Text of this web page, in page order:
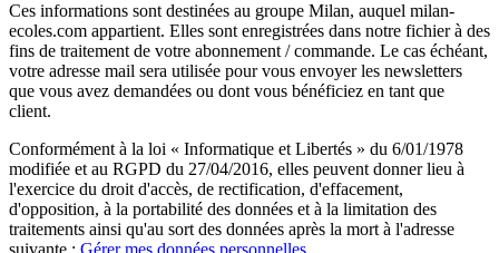
Ces informations sont destinées au groupe Milan, auquel milan-
ecoles.com appartient. Elles sont enregistrées dans notre fichier à des
fins de traitement de votre abonnement / commande. Le cas échéant,
votre adresse mail sera utilisée pour vous envoyer les newsletters
que vous avez demandées ou dont vous bénéficiez en tant que
client.
Conformément à la loi « Informatique et Libertés » du 6/01/1978
modifiée et au RGPD du 27/04/2016, elles peuvent donner lieu à
l'exercice du droit d'accès, de rectification, d'effacement,
d'opposition, à la portabilité des données et à la limitation des
traitements ainsi qu'au sort des données après la mort à l'adresse
suivante : Gérer mes données personnelles.